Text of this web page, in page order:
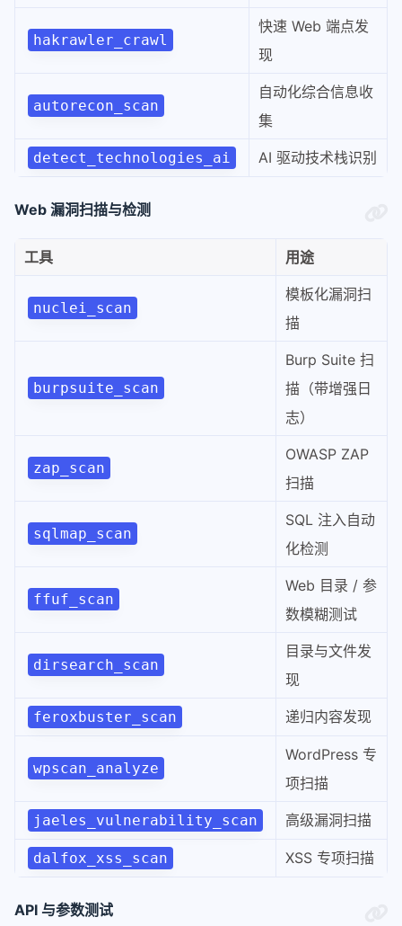
hakrawler_crawl
快速 Web 端点发
现
autorecon_scan
自动化综合信息收
集
detect_technologies_ai AI 驱动技术栈识别
Web 漏洞扫描与检测
工具 用途
nuclei_scan
模板化漏洞扫
描
burpsuite_scan
Burp Suite 扫
描（带增强日
志）
zap_scan
OWASP ZAP
扫描
sqlmap_scan
SQL 注入自动
化检测
ffuf_scan
Web 目录 / 参
数模糊测试
dirsearch_scan
目录与文件发
现
feroxbuster_scan 递归内容发现
wpscan_analyze
WordPress 专
项扫描
jaeles_vulnerability_scan 高级漏洞扫描
dalfox_xss_scan XSS 专项扫描
API 与参数测试